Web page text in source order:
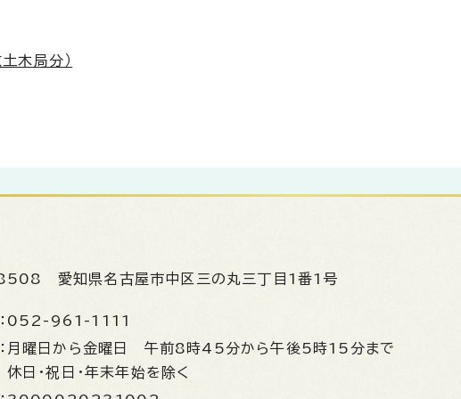
木局分）
8508 愛知県名古屋市中区三の丸三丁目1番1号
052-961-1111
月曜日から金曜日 午前8時45分から午後5時15分まで
休日・祝日・年末年始を除く